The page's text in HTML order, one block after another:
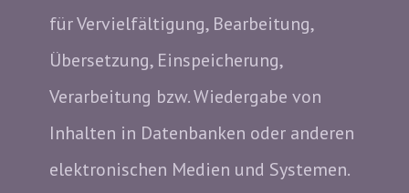
für Vervielfältigung, Bearbeitung,
Übersetzung, Einspeicherung,
Verarbeitung bzw. Wiedergabe von
Inhalten in Datenbanken oder anderen
elektronischen Medien und Systemen.